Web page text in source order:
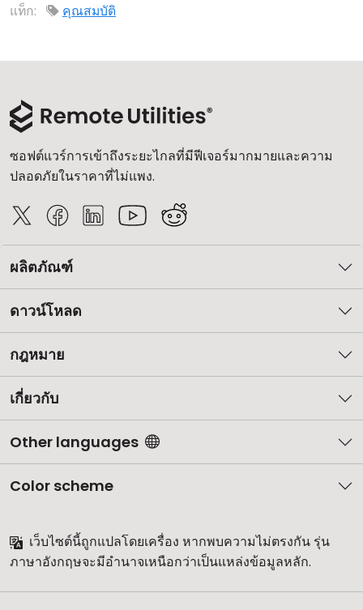
แท็ก: คุณสมบัติ
ซอฟต์แวร์การเข้าถึงระยะไกลที่มีฟีเจอร์มากมายและความ
ปลอดภัยในราคาที่ไม่แพง.
ผลิตภัณฑ์
ดาวน์โหลด
กฎหมาย
เกี่ยวกับ
Other languages
Color scheme
เว็บไซต์นี้ถูกแปลโดยเครื่อง หากพบความไม่ตรงกัน รุ่น
ภาษาอังกฤษจะมีอำนาจเหนือกว่าเป็นแหล่งข้อมูลหลัก.